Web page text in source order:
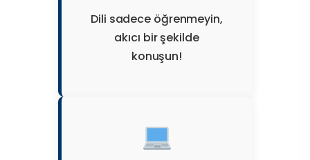
Dili sadece öğrenmeyin,
akıcı bir şekilde
konuşun!